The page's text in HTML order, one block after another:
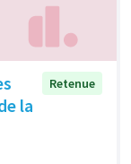
la
Retenue